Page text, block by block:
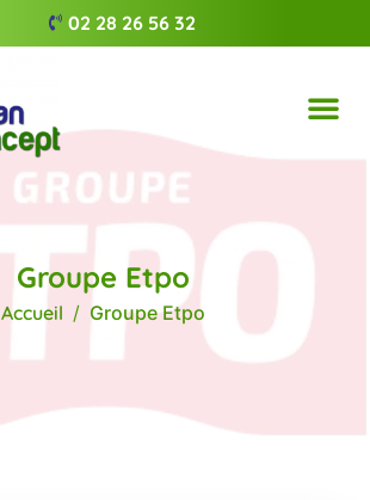
02 28 26 56 32
Groupe Etpo
Accueil Groupe Etpo